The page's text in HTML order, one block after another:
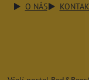
O NÁS